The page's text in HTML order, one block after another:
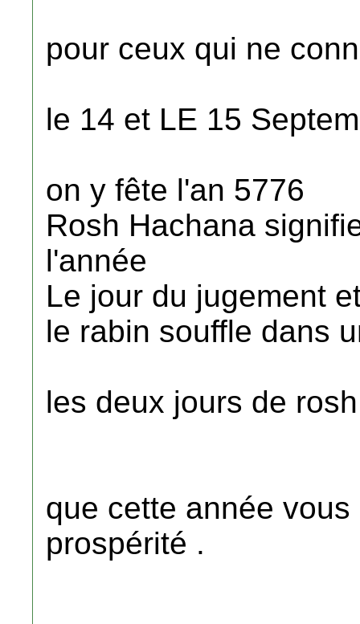
pour ceux qui ne
le 14 et LE 15
on y fête l'an 5776
Rosh Hachana
l'année
Le jour du jugement
le rabin souffle dans
les deux jours de
que cette année
prospérité .